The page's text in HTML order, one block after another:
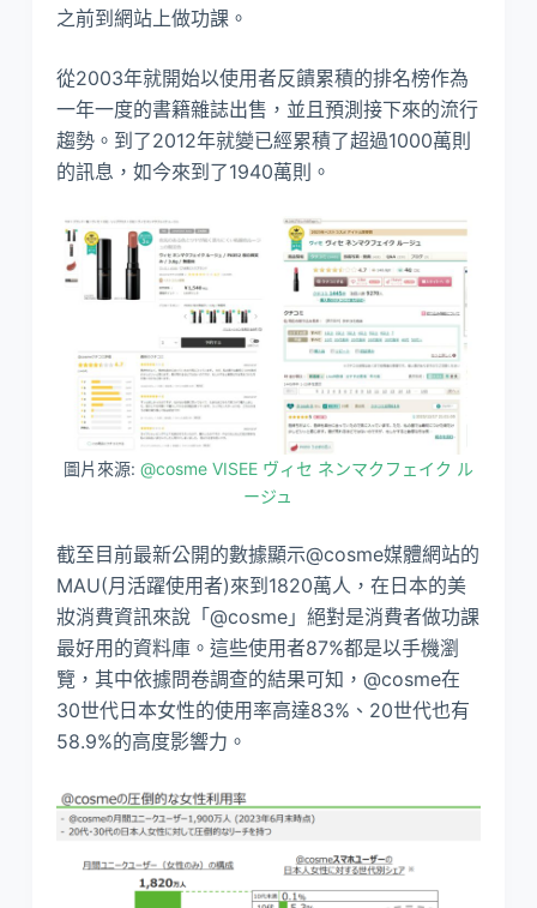
之前到網站上做功課。
從2003年就開始以使用者反饋累積的排名榜作為
一年一度的書籍雜誌出售，並且預測接下來的流行
趨勢。到了2012年就變已經累積了超過1000萬則
的訊息，如今來到了1940萬則。
圖片來源: @cosme VISEE ヴィセ ネンマクフェイク ル
ージュ
截至目前最新公開的數據顯示@cosme媒體網站的
MAU(月活躍使用者)來到1820萬人，在日本的美
妝消費資訊來說「@cosme」絕對是消費者做功課
最好用的資料庫。這些使用者87%都是以手機瀏
覽，其中依據問卷調查的結果可知，@cosme在
30世代日本女性的使用率高達83%、20世代也有
58.9%的高度影響力。